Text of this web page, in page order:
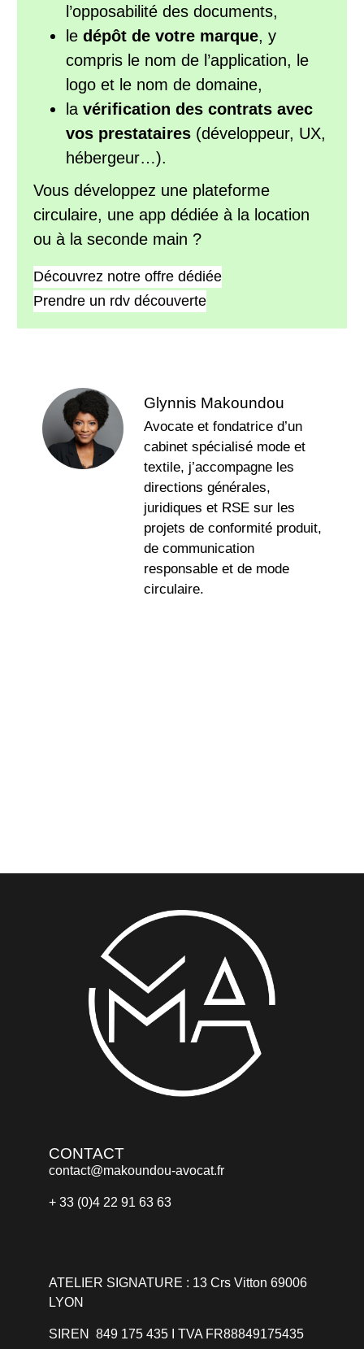
l’opposabilité des documents,
le dépôt de votre marque, y
compris le nom de l’application, le
logo et le nom de domaine,
la vérification des contrats avec
vos prestataires (développeur, UX,
hébergeur…).
Vous développez une plateforme
circulaire, une app dédiée à la location
ou à la seconde main ?
Découvrez notre offre dédiée
Prendre un rdv découverte
Glynnis Makoundou
Avocate et fondatrice d’un
cabinet spécialisé mode et
textile, j’accompagne les
directions générales,
juridiques et RSE sur les
projets de conformité produit,
de communication
responsable et de mode
circulaire.
CONTACT
contact@makoundou-avocat.fr
+ 33 (0)4 22 91 63 63
ATELIER SIGNATURE : 13 Crs Vitton 69006
LYON
SIREN 849 175 435 I TVA FR88849175435